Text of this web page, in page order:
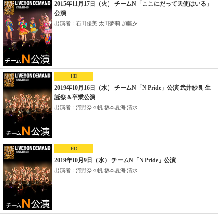
2015年11月17日（火） チームN「ここにだって天使はいる」
公演
出演者：石田優美 太田夢莉 加藤夕...
HD
2019年10月16日（水） チームN「N Pride」公演 武井紗良 生
誕祭＆卒業公演
出演者：河野奈々帆 坂本夏海 清水...
HD
2019年10月9日（水） チームN「N Pride」公演
出演者：河野奈々帆 坂本夏海 清水...